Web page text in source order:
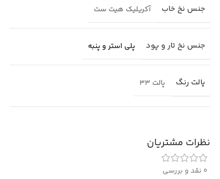
جنس نخ خاب آکریلیک هیت ست
جنس نخ تار و پود پلی استر و پنبه
پالت رنگ پالت 33
نظرات مشتریان
0 نقد و بررسی